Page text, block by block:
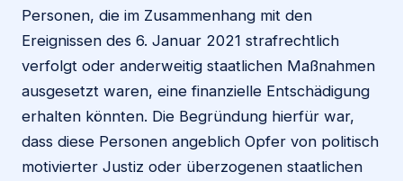
Personen, die im Zusammenhang mit den
Ereignissen des 6. Januar 2021 strafrechtlich
verfolgt oder anderweitig staatlichen Maßnahmen
ausgesetzt waren, eine finanzielle Entschädigung
erhalten könnten. Die Begründung hierfür war,
dass diese Personen angeblich Opfer von politisch
motivierter Justiz oder überzogenen staatlichen